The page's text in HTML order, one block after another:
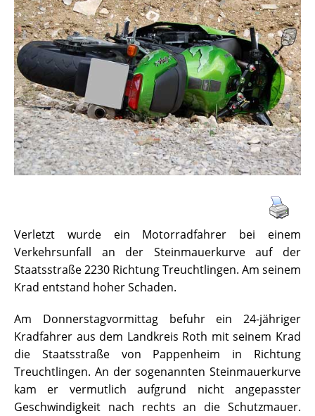
Verletzt wurde ein Motorradfahrer bei einem
Verkehrsunfall an der Steinmauerkurve auf der
Staatsstraße 2230 Richtung Treuchtlingen. Am seinem
Krad entstand hoher Schaden.
Am Donnerstagvormittag befuhr ein 24-jähriger
Kradfahrer aus dem Landkreis Roth mit seinem Krad
die Staatsstraße von Pappenheim in Richtung
Treuchtlingen. An der sogenannten Steinmauerkurve
kam er vermutlich aufgrund nicht angepasster
Geschwindigkeit nach rechts an die Schutzmauer.